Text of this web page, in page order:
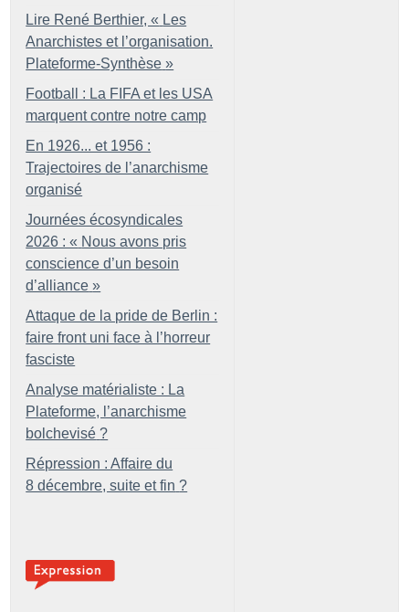
Lire René Berthier, « Les
Anarchistes et l’organisation.
Plateforme-Synthèse »
Football : La FIFA et les USA
marquent contre notre camp
En 1926... et 1956 :
Trajectoires de l’anarchisme
organisé
Journées écosyndicales
2026 : « Nous avons pris
conscience d’un besoin
d’alliance »
Attaque de la pride de Berlin :
faire front uni face à l’horreur
fasciste
Analyse matérialiste : La
Plateforme, l’anarchisme
bolchevisé ?
Répression : Affaire du
8 décembre, suite et fin ?